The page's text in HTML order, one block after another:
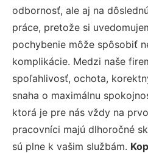
odbornosť, ale aj na
práce, pretože si
pochybenie môže spôsobiť
komplikácie. Medzi naše
spoľahlivosť, ochota,
snaha o maximálnu
ktorá je pre nás vždy na
pracovníci majú dlhoročné
sú plne k vašim službám.